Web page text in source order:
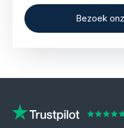
een kluis in Zwitserland
Bezoek